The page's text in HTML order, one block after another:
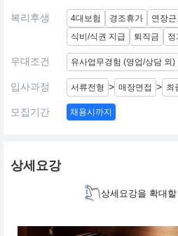
복리후생 4대보험 경조휴가 연장
식비/식권 지급
퇴직금 정
우대조건 유사업무경험 (영업/상담 외)
입사과정 서류전형 > 매장면접 > 최
모집기간 채용시까지
상세요강
상세요강을 확대